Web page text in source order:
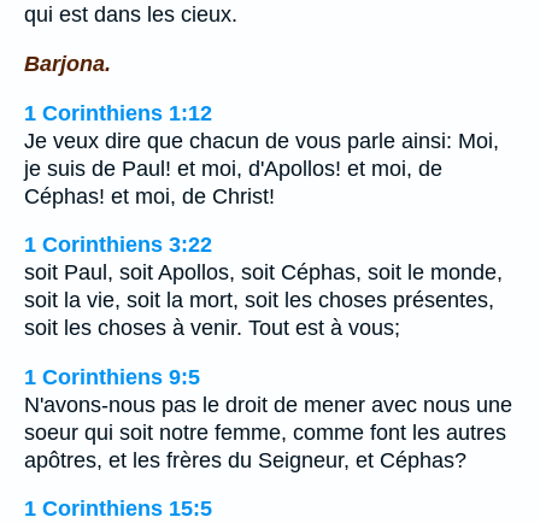
qui est dans les cieux.
Barjona.
1 Corinthiens 1:12
Je veux dire que chacun de vous parle ainsi: Moi,
je suis de Paul! et moi, d'Apollos! et moi, de
Céphas! et moi, de Christ!
1 Corinthiens 3:22
soit Paul, soit Apollos, soit Céphas, soit le monde,
soit la vie, soit la mort, soit les choses présentes,
soit les choses à venir. Tout est à vous;
1 Corinthiens 9:5
N'avons-nous pas le droit de mener avec nous une
soeur qui soit notre femme, comme font les autres
apôtres, et les frères du Seigneur, et Céphas?
1 Corinthiens 15:5